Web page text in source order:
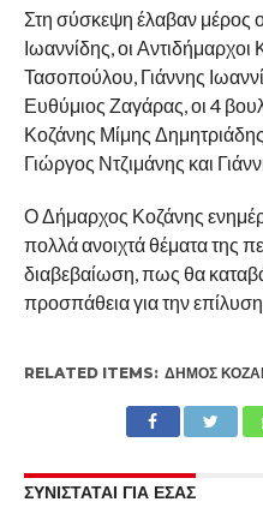
Στη σύσκεψη έλαβαν μέρος
Ιωαννίδης, οι
Τασοπούλου, Γιάννης
Ευθύμιος Ζαγάρας, οι 4
Κοζάνης Μίμης
Γιώργος Ντζιμάνης και
Ο Δήμαρχος Κοζάνης
πολλά ανοιχτά θέματα της
διαβεβαίωση, πως θα
προσπάθεια για την
RELATED ITEMS: ΔΉΜΟΣ
ΣΥΝΙΣΤΑΤΑΙ ΓΙΑ ΕΣΑΣ